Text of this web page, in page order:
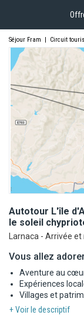
Séjour Fram | Circuit
Autotour L'île
le soleil
Larnaca - Arrivée
Vous allez
Aventure au
Expériences
Villages et
+ Voir le descriptif